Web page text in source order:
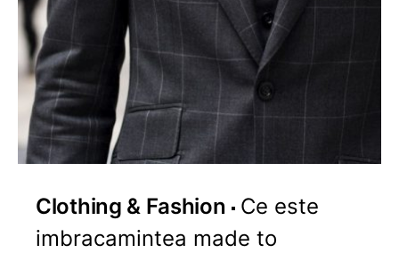
Clothing & Fashion
Ce este
imbracamintea made to